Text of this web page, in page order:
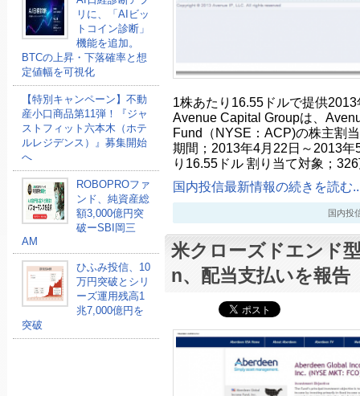
リに、「AIビッ
トコイン診断」
機能を追加。
BTCの上昇・下落確率と想
定値幅を可視化
【特別キャンペーン】不動
産小口商品第11弾！『ジャ
ストフィット六本木（ホテ
ルレジデンス）』募集開始
へ
ROBOPROファ
ンド、純資産総
額3,000億円突
破ーSBI岡三
AM
ひふみ投信、10
万円突破とシリ
ーズ運用残高1
兆7,000億円を
突破
1株あたり16.55ドルで提供
Avenue Capital Groupは、
Fund（NYSE：ACP)の株主割
期間；2013年4月22日～2013
り16.55ドル 割り当て対象；
国内投信最新情報の続きを読む
国内投
米クローズドエンド
n、配当支払いを報告